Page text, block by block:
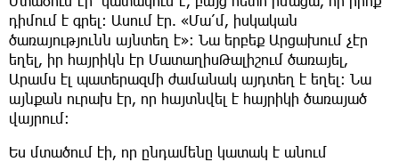
դիմում է գրել։ Ասում էր. «Մա՛մ, իսկական
ծառայությունն այնտեղ է»։ Նա երբեք Արցախում չէր
եղել, իր հայրիկն էր ՄատաղիսԹալիշում ծառայել,
Արամս էլ պատերազմի ժամանակ այդտեղ է եղել։ Նա
այնքան ուրախ էր, որ հայտնվել է հայրիկի ծառայած
վայրում։
Ես մտածում էի, որ ընդամենը կատակ է անում